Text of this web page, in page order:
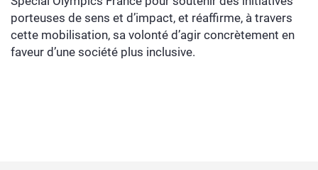
porteuses de sens et d’impact, et réaffirme, à travers
cette mobilisation, sa volonté d’agir concrètement en
faveur d’une société plus inclusive.